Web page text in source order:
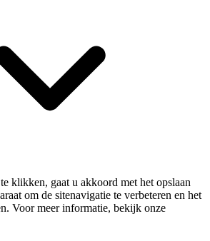
klikken, gaat u akkoord met het opslaan
om de sitenavigatie te verbeteren en het
Voor meer informatie, bekijk onze